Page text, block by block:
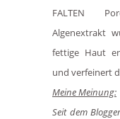
FALTEN
Algenextrakt
fettige Haut
und verfeinert
Meine Meinung:
Seit dem